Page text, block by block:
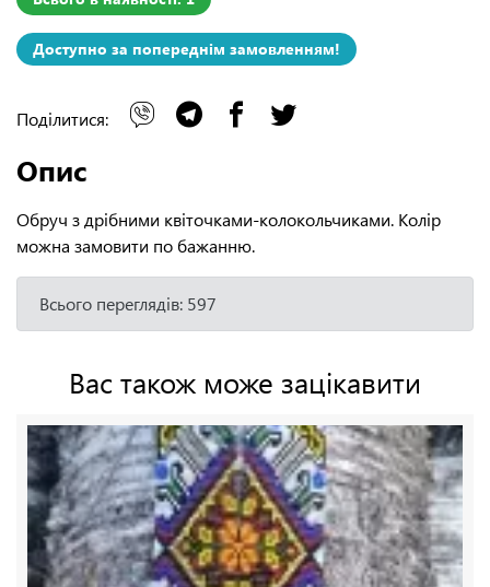
Доступно за попереднім замовленням!
Поділитися:
Опис
Обруч з дрібними квіточками-колокольчиками. Колір
можна замовити по бажанню.
Всього переглядів: 597
Вас також може зацікавити